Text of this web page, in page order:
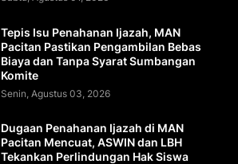
Tepis Isu Penahanan Ijazah, MAN
Pacitan Pastikan Pengambilan Bebas
Biaya dan Tanpa Syarat Sumbangan
Komite
Senin, Agustus 03, 2026
Dugaan Penahanan Ijazah di MAN
Pacitan Mencuat, ASWIN dan LBH
Tekankan Perlindungan Hak Siswa